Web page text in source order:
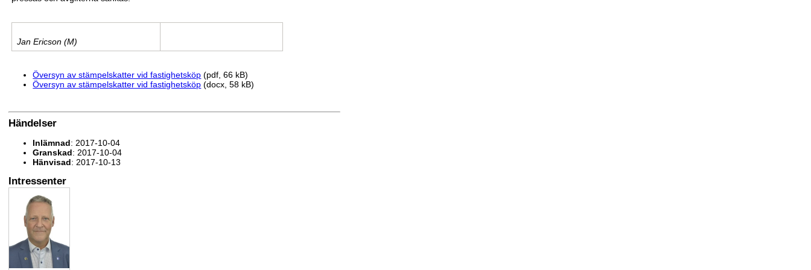
Jan Ericson (M)
Översyn av stämpelskatter vid fastighetsköp (pdf, 66 kB)
Översyn av stämpelskatter vid fastighetsköp (docx, 58 kB)
Händelser
Inlämnad: 2017-10-04
Granskad: 2017-10-04
Hänvisad: 2017-10-13
Intressenter